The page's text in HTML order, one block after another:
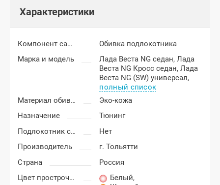
Характеристики
Компонент салона
Обивка подлокотника
Марка и модель
Лада Веста NG седан,Лада
Веста NG Кросс седан,Лада
Веста NG (SW) универсал,
полный список
Материал обивки подлокотника
Эко-кожа
Назначение
Тюнинг
Подлокотник с бардачком
Нет
Производитель
г. Тольятти
Страна
Россия
Цвет прострочки
Белый,